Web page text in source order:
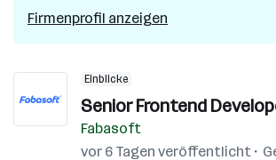
Firmenprofil anzeigen
Einblicke
Senior Frontend
Fabasoft
vor 6 Tagen veröffentlicht